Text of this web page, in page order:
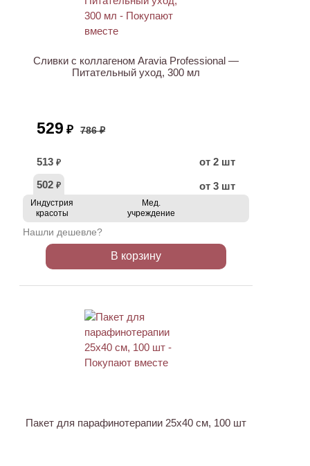
Сливки с коллагеном Aravia Professional —
Питательный уход, 300 мл
529 ₽ 786 ₽
513 ₽
от 2 шт
502 ₽ от 3 шт
Индустрия
красоты
Мед.
учреждение
Нашли дешевле?
В корзину
Пакет для парафинотерапии 25х40 см, 100 шт